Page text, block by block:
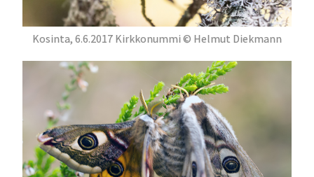
Kosinta, 6.6.2017 Kirkkonummi © Helmut Diekmann